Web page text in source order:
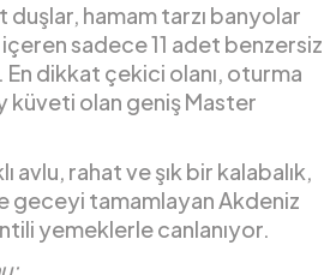
hamam tarzı banyolar
sadece 11 adet benzersiz
dikkat çekici olanı, oturma
küveti olan geniş Master
avlu, rahat ve şık bir kalabalık,
geceyi tamamlayan Akdeniz
yemeklerle canlanıyor.